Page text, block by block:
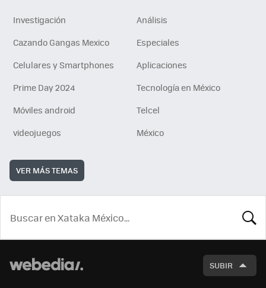
Investigación
Análisis
Cazando Gangas Mexico
Especiales
Celulares y Smartphones
Aplicaciones
Prime Day 2024
Tecnología en México
Móviles android
Telcel
videojuegos
México
VER MÁS TEMAS
SUBIR